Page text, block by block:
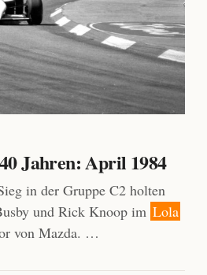
Jahren: April 1984
in der Gruppe C2 holten
und Rick Knoop im Lola
von Mazda. …